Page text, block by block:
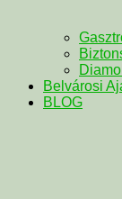
Belvárosi
BLOG